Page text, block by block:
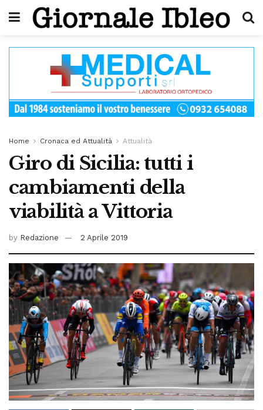
Home Cronaca ed Attualità Attualità
Giro di Sicilia: tutti i
cambiamenti della
viabilità a Vittoria
by Redazione 2 Aprile 2019